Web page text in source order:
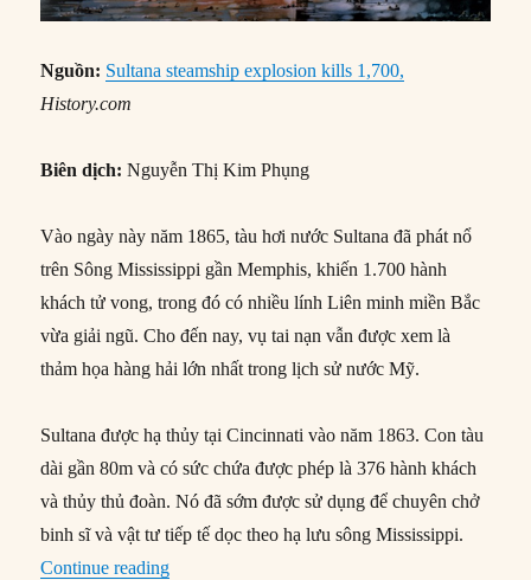
Nguồn: Sultana steamship explosion kills 1,700,
History.com
Biên dịch:Nguyễn Thị Kim Phụng
Vào ngày này năm 1865, tàu hơi nước Sultana đã phát nổ
trên Sông Mississippi gần Memphis, khiến 1.700 hành
khách tử vong, trong đó có nhiều lính Liên minh miền Bắc
vừa giải ngũ. Cho đến nay, vụ tai nạn vẫn được xem là
thảm họa hàng hải lớn nhất trong lịch sử nước Mỹ.
Sultana được hạ thủy tại Cincinnati vào năm 1863. Con tàu
dài gần 80m và có sức chứa được phép là 376 hành khách
và thủy thủ đoàn. Nó đã sớm được sử dụng để chuyên chở
binh sĩ và vật tư tiếp tế dọc theo hạ lưu sông Mississippi.
Continue reading“27/04/1865: Tàu hơi nước Sultana phát nổ